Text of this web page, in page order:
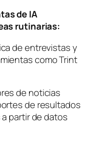
de IA
rutinarias:
de entrevistas y
como Trint
de noticias
de resultados
partir de datos